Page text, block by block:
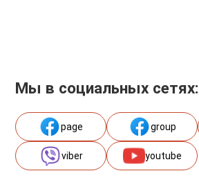
Мы в социальных сетях:
page group
viber youtube